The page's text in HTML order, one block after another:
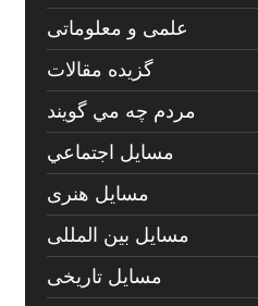
علمی و معلوماتی
گزیده مقالات
مردم چه مي گويند
مسايل اجتماعي
مسايل هنری
مسایل بین المللی
مسایل تاریخی